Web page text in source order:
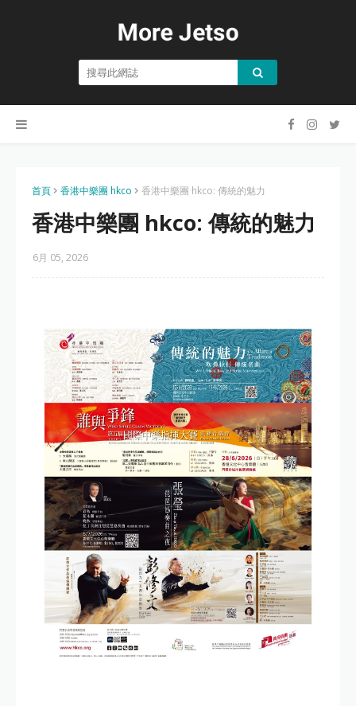
首頁 香港中樂團 hkco 香港中樂團 hkco: 傳統的魅力
香港中樂團 hkco: 傳統的魅力
6月 05, 2026